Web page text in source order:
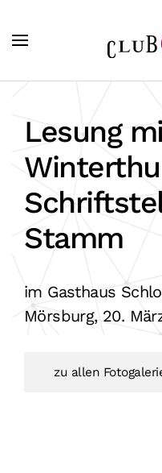
Zum Hauptinhalt
Lesung
Stamm
im Gasthaus
Mörsburg, 20.
zu allen